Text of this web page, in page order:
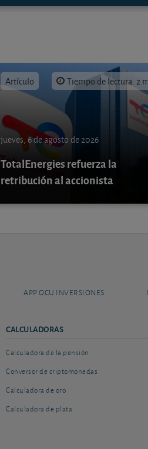
Artículo Tiempo de lectura: 2
jueves, 6 de agosto de 2026
TotalEnergies refuerza la
retribución al accionista
APP OCU INVERSIONES
CALCULADORAS
Calculadora de la pensión
Conversor de criptomonedas
Calculadora de oro
Calculadora de plata